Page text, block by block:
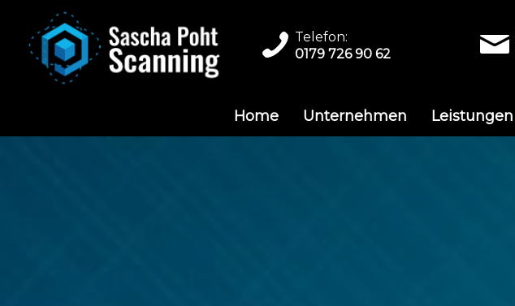
Telefon:
0179 726 90 62
Home Unternehmen Leistungen